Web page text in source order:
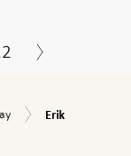
Erik
Erik